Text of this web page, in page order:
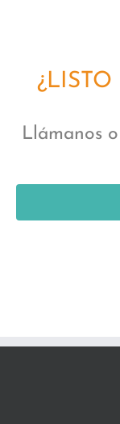
¿LISTO
Llámanos